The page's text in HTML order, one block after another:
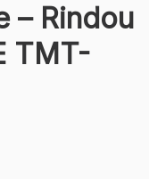
– Rindou
TMT-